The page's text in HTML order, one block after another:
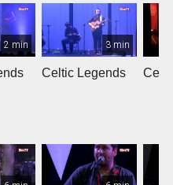
2 min 3 min
Celtic Legends